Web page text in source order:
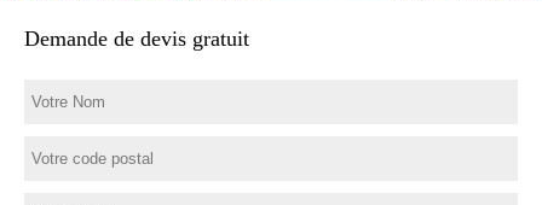
Demande de devis gratuit